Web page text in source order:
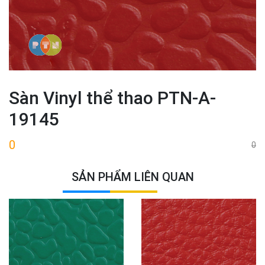
Sàn Vinyl thể thao PTN-A-
19145
0 0
SẢN PHẨM LIÊN QUAN